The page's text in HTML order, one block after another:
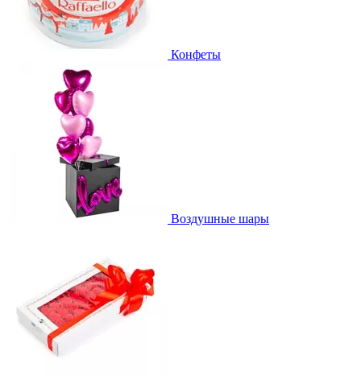
Конфеты
Воздушные шары